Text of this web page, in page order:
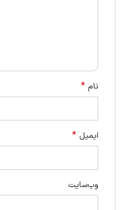
نام *
ایمیل *
وب‌سایت